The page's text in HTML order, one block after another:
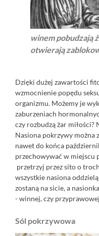
winem pobudzają
otwierają
Dzięki dużej zawartości
wzmocnienie popędu
organizmu. Możemy je
zaburzeniach
czy rozbudzą żar miłości?
Nasiona pokrzywy można
nawet do końca
przechowywać w miejscu
przetrzyj przez sito o
wszystkie nasiona
zostaną na sicie, a
- winnej, czy
Sól pokrzywowa